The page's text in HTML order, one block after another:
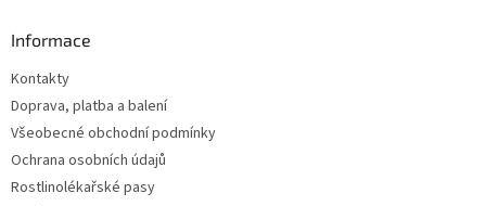
Informace
Kontakty
Doprava, platba a balení
Všeobecné obchodní podmínky
Ochrana osobních údajů
Rostlinolékařské pasy